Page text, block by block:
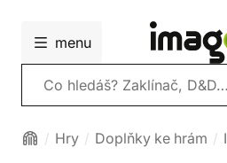
menu
Vyhledávání
Hry Doplňky ke hrám